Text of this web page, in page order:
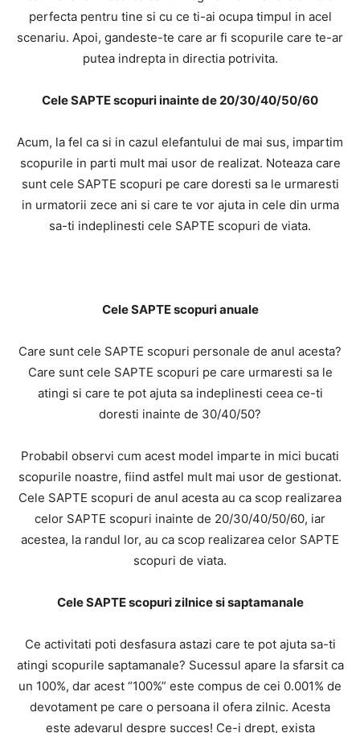
perfecta pentru tine si cu ce ti-ai ocupa timpul in acel
scenariu. Apoi, gandeste-te care ar fi scopurile care te-ar
putea indrepta in directia potrivita.
Cele SAPTE scopuri inainte de 20/30/40/50/60
Acum, la fel ca si in cazul elefantului de mai sus, impartim
scopurile in parti mult mai usor de realizat. Noteaza care
sunt cele SAPTE scopuri pe care doresti sa le urmaresti
in urmatorii zece ani si care te vor ajuta in cele din urma
sa-ti indeplinesti cele SAPTE scopuri de viata.
Cele SAPTE scopuri anuale
Care sunt cele SAPTE scopuri personale de anul acesta?
Care sunt cele SAPTE scopuri pe care urmaresti sa le
atingi si care te pot ajuta sa indeplinesti ceea ce-ti
doresti inainte de 30/40/50?
Probabil observi cum acest model imparte in mici bucati
scopurile noastre, fiind astfel mult mai usor de gestionat.
Cele SAPTE scopuri de anul acesta au ca scop realizarea
celor SAPTE scopuri inainte de 20/30/40/50/60, iar
acestea, la randul lor, au ca scop realizarea celor SAPTE
scopuri de viata.
Cele SAPTE scopuri zilnice si saptamanale
Ce activitati poti desfasura astazi care te pot ajuta sa-ti
atingi scopurile saptamanale? Sucessul apare la sfarsit ca
un 100%, dar acest “100%” este compus de cei 0.001% de
devotament pe care o persoana il ofera zilnic. Acesta
este adevarul despre succes! Ce-i drept, exista